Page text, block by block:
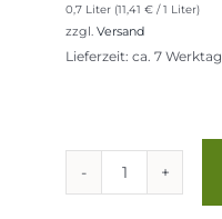
0,7 Liter (11,41€ / 1 Liter)
zzgl.Versand
Lieferzeit: ca. 7
Biosaftgrass